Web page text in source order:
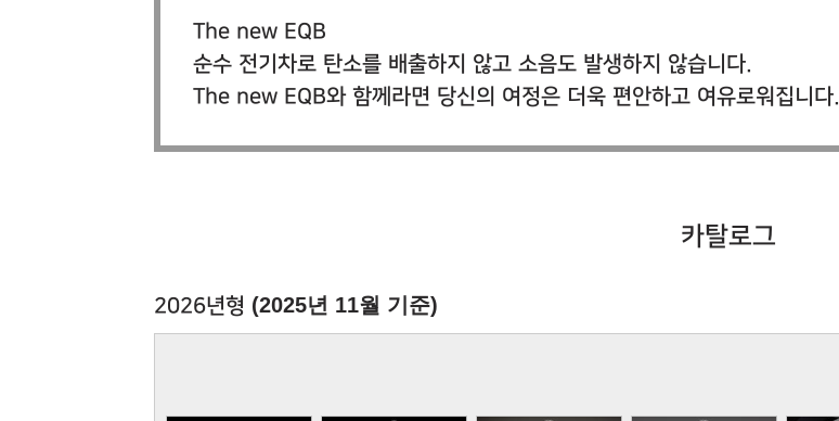
The new EQB
순수 전기차로 탄소를 배출하지 않고 소음도 발생하지 않습니다.
The new EQB와 함께라면 당신의 여정은 더욱 편안하고 여유로워집니다.
카탈로그
2026년형 (2025년 11월 기준)